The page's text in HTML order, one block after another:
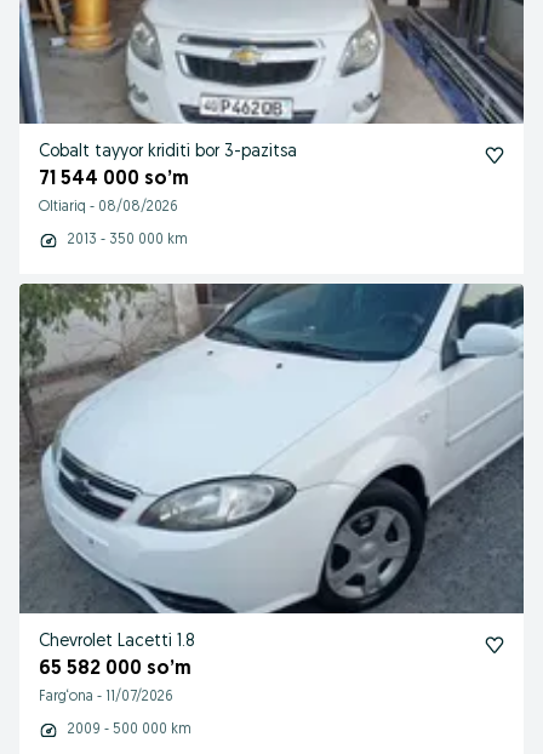
Cobalt tayyor kriditi bor 3-pazitsa
71 544 000 so’m
Oltiariq - 08/08/2026
2013 - 350 000 km
Chevrolet Laсetti 1.8
65 582 000 so’m
Farg‘ona - 11/07/2026
2009 - 500 000 km